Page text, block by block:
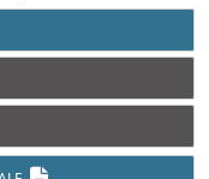
di Milano al n° 63
2267
- Tutti i diritti